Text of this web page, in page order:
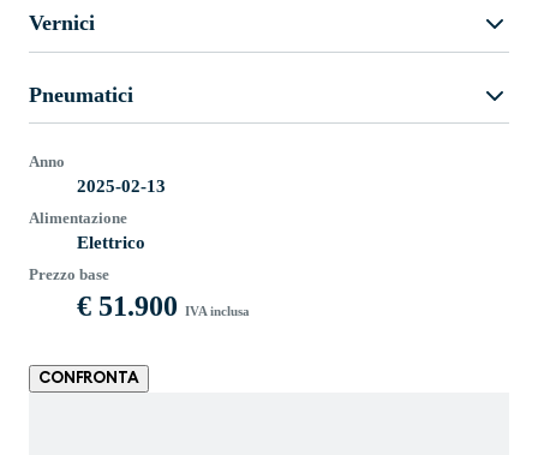
Vernici
Pneumatici
Anno
2025-02-13
Alimentazione
Elettrico
Prezzo base
€ 51.900 IVA inclusa
CONFRONTA